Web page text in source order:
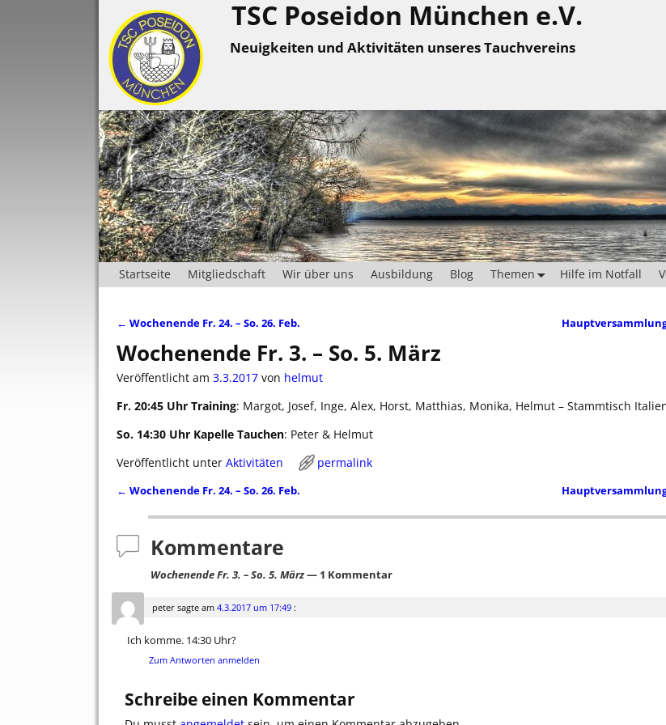
TSC Poseidon München e.V.
Neuigkeiten und Aktivitäten unseres Tauchvereins
Startseite Mitgliedschaft Wir über uns Ausbildung Blog Themen Hilfe im Notfall
← Wochenende Fr. 24. – So. 26. Feb. Hauptversammlung
Wochenende Fr. 3. – So. 5. März
Veröffentlicht am 3.3.2017 von helmut
Fr. 20:45 Uhr Training: Margot, Josef, Inge, Alex, Horst, Matthias, Monika, Helmut – Stammtisch
So. 14:30 Uhr Kapelle Tauchen: Peter & Helmut
Veröffentlicht unter Aktivitäten permalink
← Wochenende Fr. 24. – So. 26. Feb. Hauptversammlung
Kommentare
Wochenende Fr. 3. – So. 5. März— 1 Kommentar
peter sagte am 4.3.2017 um 17:49 :
Ich komme. 14:30 Uhr?
Zum Antworten anmelden
Schreibe einen Kommentar